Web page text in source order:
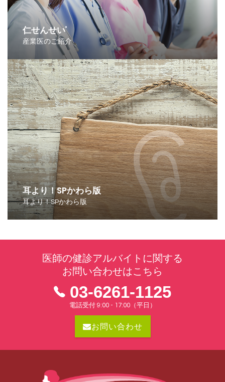
仁せんせい®
産業医のご紹介
耳より！SPかわら版
耳より！SPかわら版
医師の健診アルバイトに関する
お問い合わせはこちら
03-6261-1125
電話受付 9:00 - 17:00（平日）
お問い合わせ